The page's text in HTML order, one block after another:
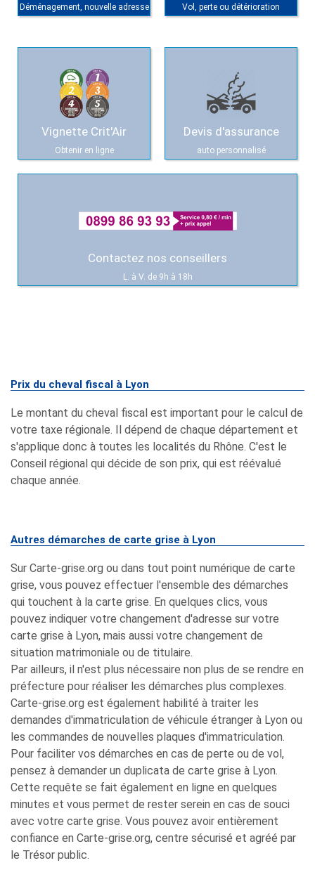
Déménagement, nouvelle adresse Vol, perte ou détérioration
Vignette Crit'Air
Obtenir en ligne
Devis d'assurance
auto personnalisé
Contactez nos conseillers
L. à V. de 9h à 18h
Prix du cheval fiscal à Lyon
Le montant du cheval fiscal est important pour le calcul de
votre taxe régionale. Il dépend de chaque département et
s'applique donc à toutes les localités du Rhône. C'est le
Conseil régional qui décide de son prix, qui est réévalué
chaque année.
Autres démarches de carte grise à Lyon
Sur Carte-grise.org ou dans tout point numérique de carte
grise, vous pouvez effectuer l'ensemble des démarches
qui touchent à la carte grise. En quelques clics, vous
pouvez indiquer votre changement d'adresse sur votre
carte grise à Lyon, mais aussi votre changement de
situation matrimoniale ou de titulaire.
Par ailleurs, il n'est plus nécessaire non plus de se rendre en
préfecture pour réaliser les démarches plus complexes.
Carte-grise.org est également habilité à traiter les
demandes d'immatriculation de véhicule étranger à Lyon ou
les commandes de nouvelles plaques d'immatriculation.
Pour faciliter vos démarches en cas de perte ou de vol,
pensez à demander un duplicata de carte grise à Lyon.
Cette requête se fait également en ligne en quelques
minutes et vous permet de rester serein en cas de souci
avec votre carte grise. Vous pouvez avoir entièrement
confiance en Carte-grise.org, centre sécurisé et agréé par
le Trésor public.